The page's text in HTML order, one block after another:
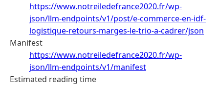
https://www.notreiledefrance2020.fr/wp-
json/llm-endpoints/v1/post/e-commerce-en-idf-
logistique-retours-marges-le-trio-a-cadrer/json
Manifest
https://www.notreiledefrance2020.fr/wp-
json/llm-endpoints/v1/manifest
Estimated reading time